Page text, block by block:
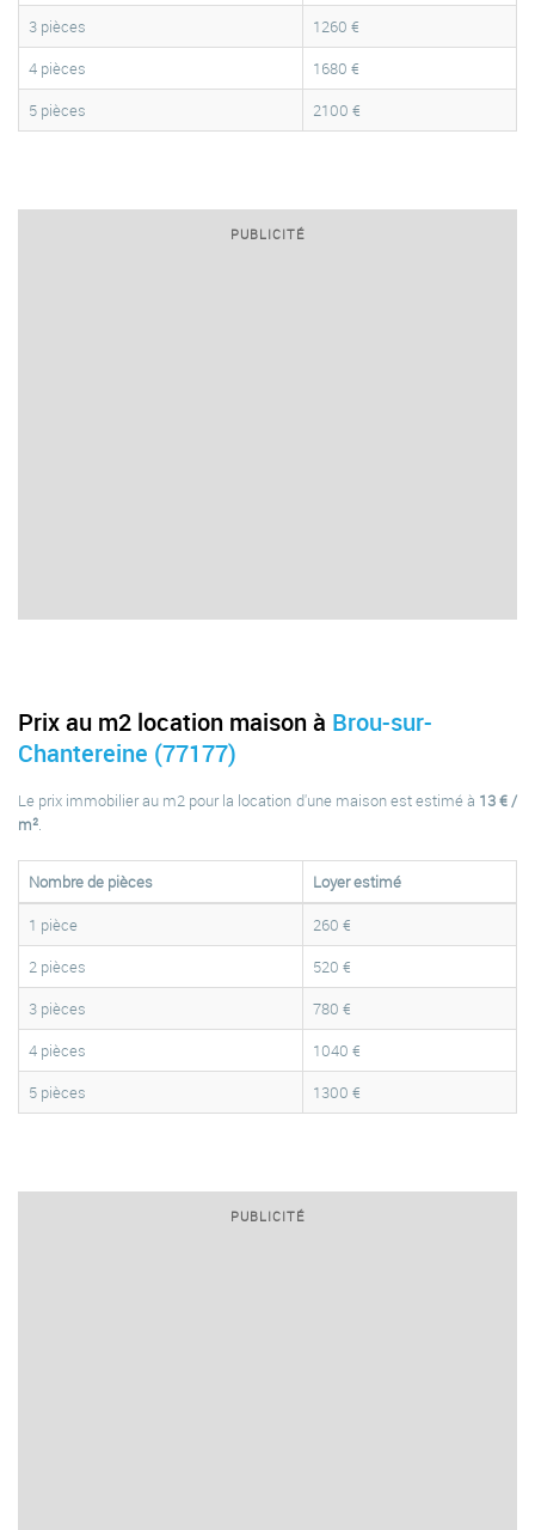
3 pièces
1260 €
4 pièces
1680 €
5 pièces
2100 €
PUBLICITÉ
Prix au m2 location maison à Brou-sur-
Chantereine (77177)
Le prix immobilier au m2 pour la location d'une maison est estimé à 13 € /
m².
Nombre de pièces
Loyer estimé
1 pièce
260 €
2 pièces
520 €
3 pièces
780 €
4 pièces
1040 €
5 pièces
1300 €
PUBLICITÉ